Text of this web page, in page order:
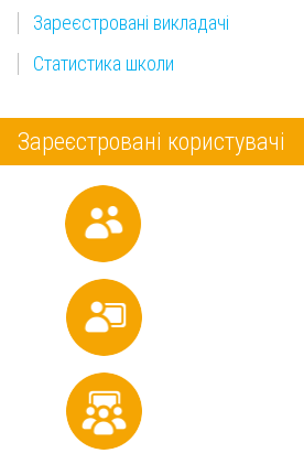
Зареєстровані викладачі
Статистика школи
Зареєстровані користувачі